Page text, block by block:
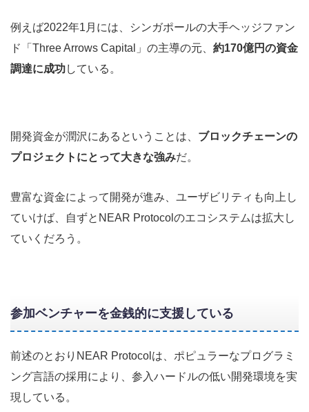
例えば2022年1月には、シンガポールの大手ヘッジファン
ド「Three Arrows Capital」の主導の元、 約170億円の資金
調達に成功している。
開発資金が潤沢にあるということは、 ブロックチェーンの
プロジェクトにとって大きな強みだ。
豊富な資金によって開発が進み、ユーザビリティも向上し
ていけば、自ずとNEAR Protocolのエコシステムは拡大し
ていくだろう。
参加ベンチャーを金銭的に支援している
前述のとおりNEAR Protocolは、ポピュラーなプログラミ
ング言語の採用により、参入ハードルの低い開発環境を実
現している。